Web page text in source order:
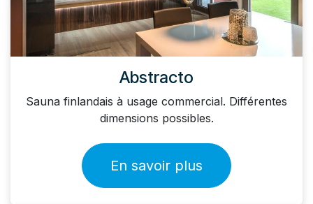
Abstracto
Sauna finlandais à usage commercial. Différentes
dimensions possibles.
En savoir plus